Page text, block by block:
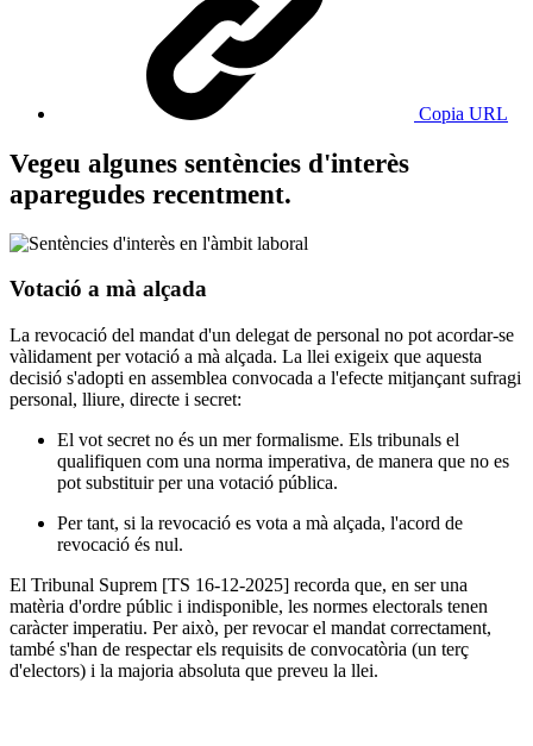
Copia URL
Vegeu algunes sentències d'interès
aparegudes recentment.
Votació a mà alçada
La revocació del mandat d'un delegat de personal no pot acordar-se
vàlidament per votació a mà alçada. La llei exigeix que aquesta
decisió s'adopti en assemblea convocada a l'efecte mitjançant sufragi
personal, lliure, directe i secret:
El vot secret no és un mer formalisme. Els tribunals el
qualifiquen com una norma imperativa, de manera que no es
pot substituir per una votació pública.
Per tant, si la revocació es vota a mà alçada, l'acord de
revocació és nul.
El Tribunal Suprem [TS 16-12-2025] recorda que, en ser una
matèria d'ordre públic i indisponible, les normes electorals tenen
caràcter imperatiu. Per això, per revocar el mandat correctament,
també s'han de respectar els requisits de convocatòria (un terç
d'electors) i la majoria absoluta que preveu la llei.